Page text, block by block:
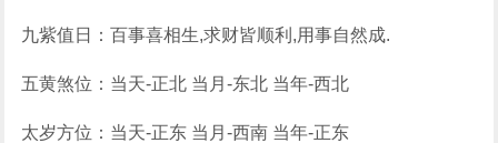
九紫值日：百事喜相生,求财皆顺利,用事自然成.
五黄煞位：当天-正北 当月-东北 当年-西北
太岁方位：当天-正东 当月-西南 当年-正东